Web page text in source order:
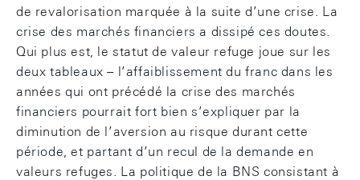
de revalorisation marquée à la suite d’une crise. La
crise des marchés financiers a dissipé ces doutes.
Qui plus est, le statut de valeur refuge joue sur les
deux tableaux – l’affaiblissement du franc dans les
années qui ont précédé la crise des marchés
financiers pourrait fort bien s’expliquer par la
diminution de l’aversion au risque durant cette
période, et partant d’un recul de la demande en
valeurs refuges. La politique de la BNS consistant à